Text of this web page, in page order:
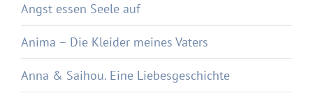
Angst essen Seele auf
Anima – Die Kleider meines Vaters
Anna & Saihou. Eine Liebesgeschichte